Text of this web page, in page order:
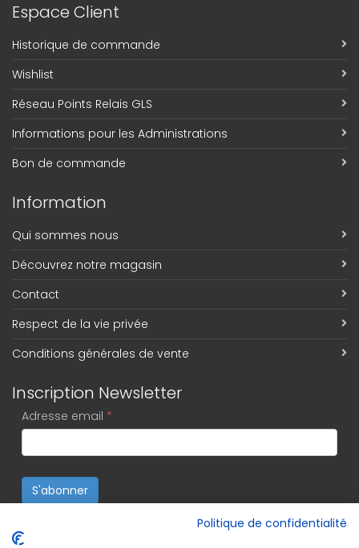
Espace Client
Historique de commande
Wishlist
Réseau Points Relais GLS
Informations pour les Administrations
Bon de commande
Information
Qui sommes nous
Découvrez notre magasin
Contact
Respect de la vie privée
Conditions générales de vente
Inscription Newsletter
Adresse email *
S'abonner
Politique de confidentialité